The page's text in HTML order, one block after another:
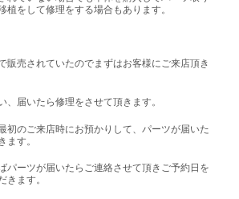
植をして修理をする場合もあります。
販売されていたのでまずはお客様にご来店頂き
、届いたら修理をさせて頂きます。
初のご来店時にお預かりして、パーツが届いた
ます。
パーツが届いたらご連絡させて頂きご予約日を
きます。